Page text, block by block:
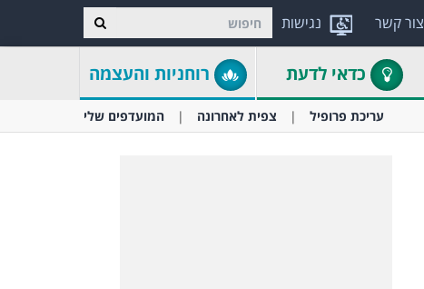
נגישות צור קשר
כדאי לדעת רוחניות והעצמה
עריכת פרופיל צפית לאחרונה המועדפים שלי